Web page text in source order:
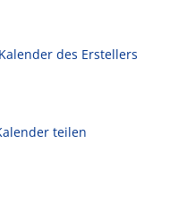
Kalender des Erstellers
teilen